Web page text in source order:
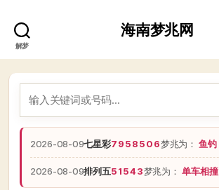
解梦
海南梦兆网
2026-08-09七星彩7958506梦兆为：鱼钓
2026-08-09排列五51543梦兆为：单车相撞